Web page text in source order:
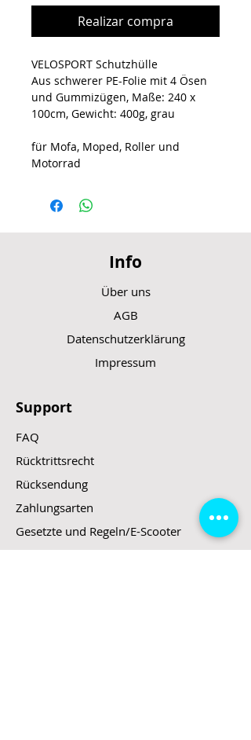
Realizar compra
VELOSPORT Schutzhülle
Aus schwerer PE-Folie mit 4 Ösen
und Gummizügen, Maße: 240 x
100cm, Gewicht: 400g, grau
für Mofa, Moped, Roller und
Motorrad
Info
Über uns
AGB
Datenschutzerklärung
Impressum
Support
FAQ
Rücktrittsrecht
Rücksendung
Zahlungsarten
Gesetzte und Regeln/E-Scooter